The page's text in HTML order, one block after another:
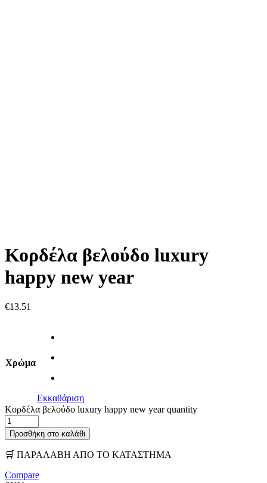
Κορδέλα βελούδο luxury
happy new year
€13.51
Χρώμα
Εκκαθάριση
Κορδέλα βελούδο luxury happy new year quantity
Προσθήκη στο καλάθι
🛒 ΠΑΡΑΛΑΒΗ ΑΠΟ ΤΟ ΚΑΤΑΣΤΗΜΑ
Compare